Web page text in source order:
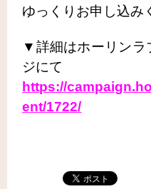
ゆっくりお申し込み
▼詳細はホーリンラ
ジにて
https://
ent/1722/